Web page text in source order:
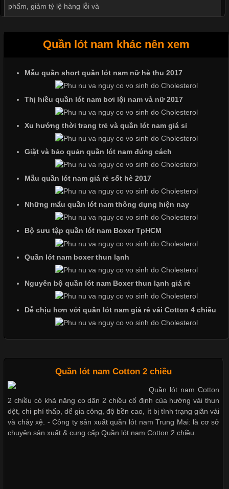
phẩm, giảm tỷ lệ hàng lỗi và
Ngành Thời Trang
Cập nhật 2026-06-01 16:20:50
Áo thun là một trong những trang phục phổ biến nhất hiện nay
nhờ tính tiện dụng, dễ phối đồ và phù hợp với nhiều đối tượng.
Bên cạnh chất liệu và kiểu dáng, phần cổ áo cũng là yếu tố
quan trọng tạo nên phong cách riêng cho từng sản phẩm. Mỗi
loại cổ áo sẽ mang đến một vẻ đẹp khác
Những Mẫu Áo Thun Đồng Phục Công Ty Được Ưa
Chuộng Hiện Nay
Cập nhật 2026-06-01 14:23:34
Trong môi trường kinh doanh hiện đại, việc xây dựng hình ảnh
chuyên nghiệp đóng vai trò quan trọng đối với sự phát triển của
doanh nghiệp. Một trong những giải pháp hiệu quả được nhiều
đơn vị lựa chọn hiện nay là sử dụng áo thun đồng phục công ty.
Không chỉ giúp tạo sự đồng bộ, áo thun
Chất Liệu Lycra Có Gì Đặc Biệt Trong Ngành Thời Trang?
Cập nhật 2026-05-27 17:03:46
Vải Lycra Là Gì? Chất Liệu Co Giãn Được Ưa Chuộng Trong
Ngành May Mặc Trong ngành thời trang hiện đại, các loại vải có
Quần lót nam khác nên xem
Mẫu quần short quần lót nam nữ hè thu 2017
Thị hiều quần lót nam bơi lội nam và nữ 2017
Xu hướng thời trang trẻ và quần lót nam giá sỉ
Giặt và bảo quản quần lót nam đúng cách
Mẫu quần lót nam giá rẻ sốt hè 2017
Những mẩu quần lót nam thông dụng hiện nay
Bộ sưu tập quần lót nam Boxer TpHCM
Quần lót nam boxer thun lạnh
Nguyên bộ quần lót nam Boxer thun lạnh giá rẻ
Dễ chịu hơn với quần lót nam giá rẻ vải Cotton 4 chiều
Quần lót nam Cotton 2 chiều
Quần lót nam Cotton
2 chiều có khả năng co dãn 2 chiều cố định của hướng vải thun
dệt, chi phí thấp, dể gia công, độ bền cao, ít bị tình trạng giãn vải
và chảy xệ. - Công ty sản xuất quần lót nam Trung Mai: là cơ sở
chuyên sản xuất & cung cấp Quần lót nam Cotton 2 chiều.